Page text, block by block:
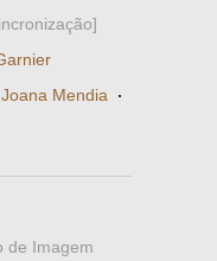
Joana Mendia ·
de Imagem